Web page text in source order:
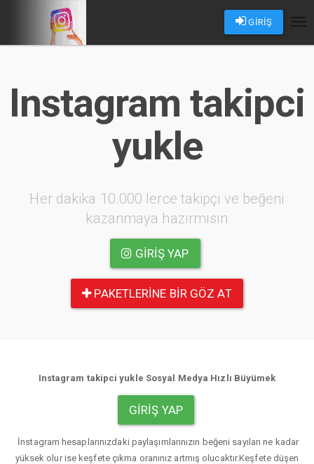
GİRİŞ
Instagram takipci
yukle
Her dakika 10.000 lerce takipçi ve beğeni
kazanmaya hazırmısın
GIRIŞ YAP
PAKETLERINE BIR GÖZ AT
Instagram takipci yukle Sosyal Medya Hızlı Büyümek
GIRIŞ YAP
İnstagram hesaplarınızdaki paylaşımlarınızın beğeni sayıları ne kadar
yüksek olur ise keşfete çıkma oranınız artmış olucaktır.Keşfete düşen